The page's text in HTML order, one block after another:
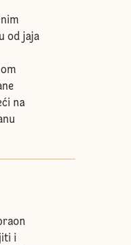
od jaja
na
i